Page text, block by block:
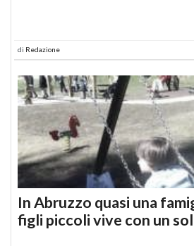
di Redazione
In Abruzzo quasi una
figli piccoli vive con un